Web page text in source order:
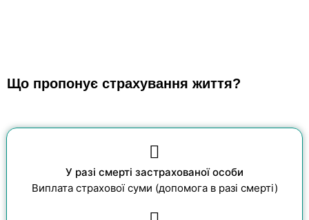
Що пропонує страхування життя?
У разі смерті застрахованої особи
Виплата страхової суми (допомога в разі смерті)